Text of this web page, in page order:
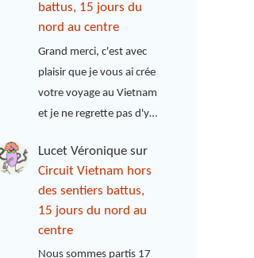
battus, 15 jours du
nord au centre
Grand merci, c'est avec
plaisir que je vous ai crée
votre voyage au Vietnam
et je ne regrette pas d'y…
Lucet Véronique sur
Circuit Vietnam hors
des sentiers battus,
15 jours du nord au
centre
Nous sommes partis 17